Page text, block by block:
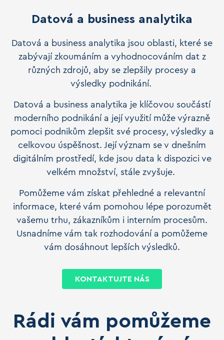
Datová a business analytika
Datová a business analytika jsou oblasti, které se
zabývají zkoumáním a vyhodnocováním dat z
různých zdrojů, aby se zlepšily procesy a
výsledky podnikání.
Datová a business analytika je klíčovou součástí
moderního podnikání a její využití může výrazně
pomoci podnikům zlepšit své procesy, výsledky a
celkovou úspěšnost. Její význam se v dnešním
digitálním prostředí, kde jsou data k dispozici ve
velkém množství, stále zvyšuje.
Pomůžeme vám získat přehledné a relevantní
informace, které vám pomohou lépe porozumět
vašemu trhu, zákazníkům i interním procesům.
Usnadníme vám tak rozhodování a pomůžeme
vám dosáhnout lepších výsledků.
KONTAKTUJTE NÁS
Rádi vám pomůžeme